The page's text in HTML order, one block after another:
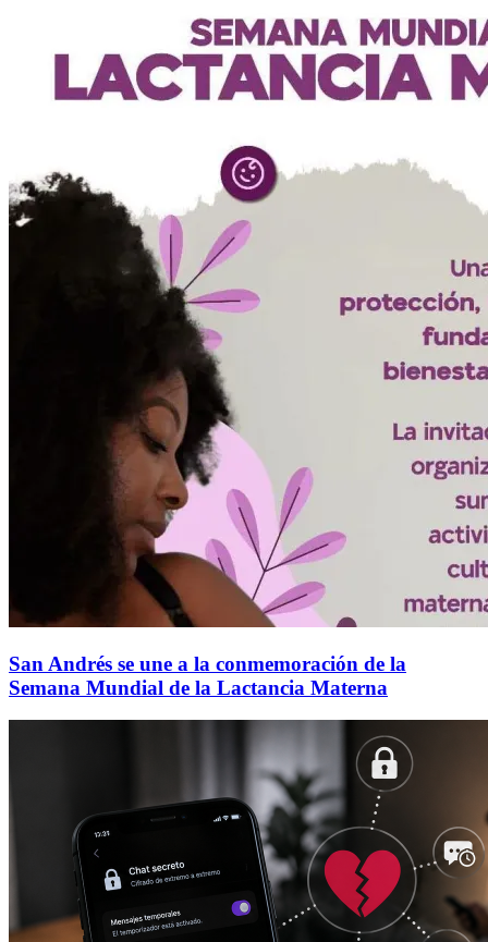
San Andrés se une a la conmemoración de la
Semana Mundial de la Lactancia Materna